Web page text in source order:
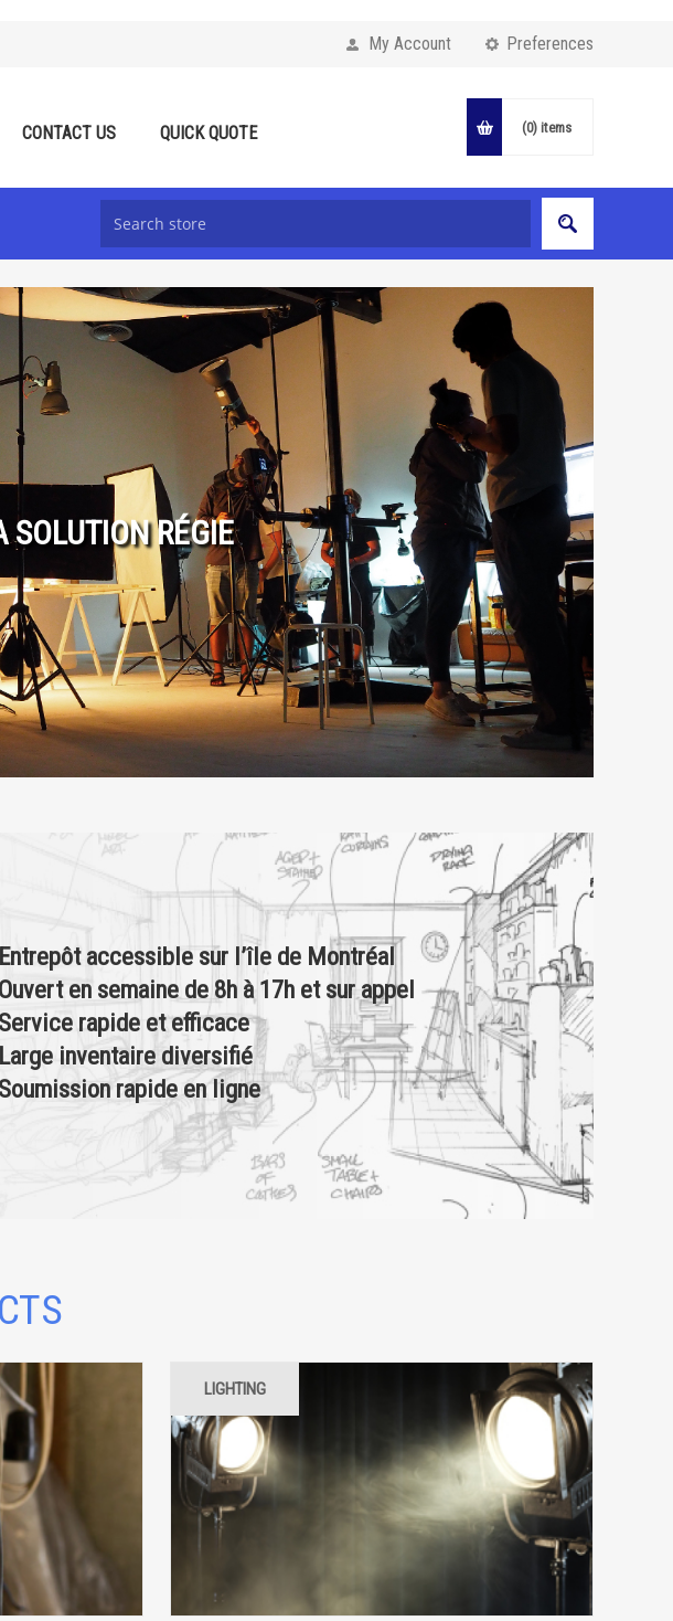
Preferences
My Account
CONTACT US QUICK QUOTE (0) items
SOLUTION RÉGIE
Entrepôt accessible sur l’île de Montréal
Ouvert en semaine de 8h à 17h et sur appel
Service rapide et efficace
Large inventaire diversifié
Soumission rapide en ligne
LIGHTING
LAMPS
STANDS